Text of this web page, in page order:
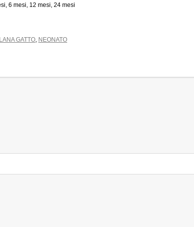
6 mesi, 12 mesi, 24 mesi
LANA GATTO, NEONATO